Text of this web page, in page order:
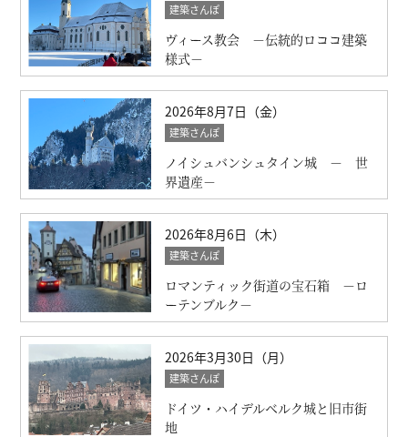
建築さんぽ
ヴィース教会 －伝統的ロココ建築
様式－
2026年8月7日（金）
建築さんぽ
ノイシュバンシュタイン城 － 世
界遺産－
2026年8月6日（木）
建築さんぽ
ロマンティック街道の宝石箱 －ロ
ーテンブルク－
2026年3月30日（月）
建築さんぽ
ドイツ・ハイデルベルク城と旧市街
地